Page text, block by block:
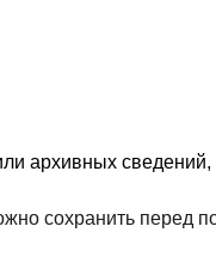
архивных
сохранить